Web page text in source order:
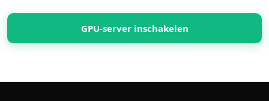
GPU-server inschakelen